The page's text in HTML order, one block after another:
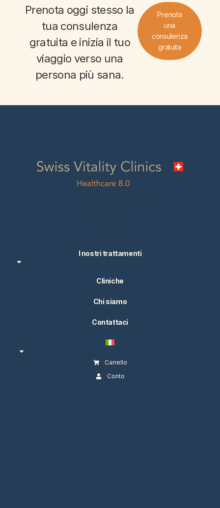
Prenota oggi stesso la
tua consulenza
gratuita e inizia il tuo
viaggio verso una
persona più sana.
Prenota
una
consulenza
gratuita
I nostri trattamenti
Cliniche
Chi siamo
Contattaci
Carrello
Conto